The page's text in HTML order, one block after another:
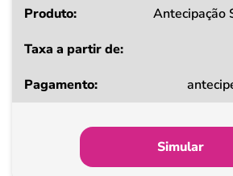
Produto
a
Antecipação
Simular